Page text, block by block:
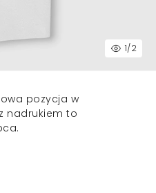
1/2
pozycja w
nadrukiem to